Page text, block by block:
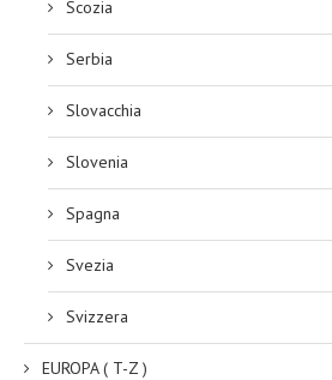
Scozia
Serbia
Slovacchia
Slovenia
Spagna
Svezia
Svizzera
EUROPA ( T-Z )